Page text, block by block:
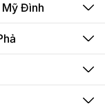
Mỹ Đình